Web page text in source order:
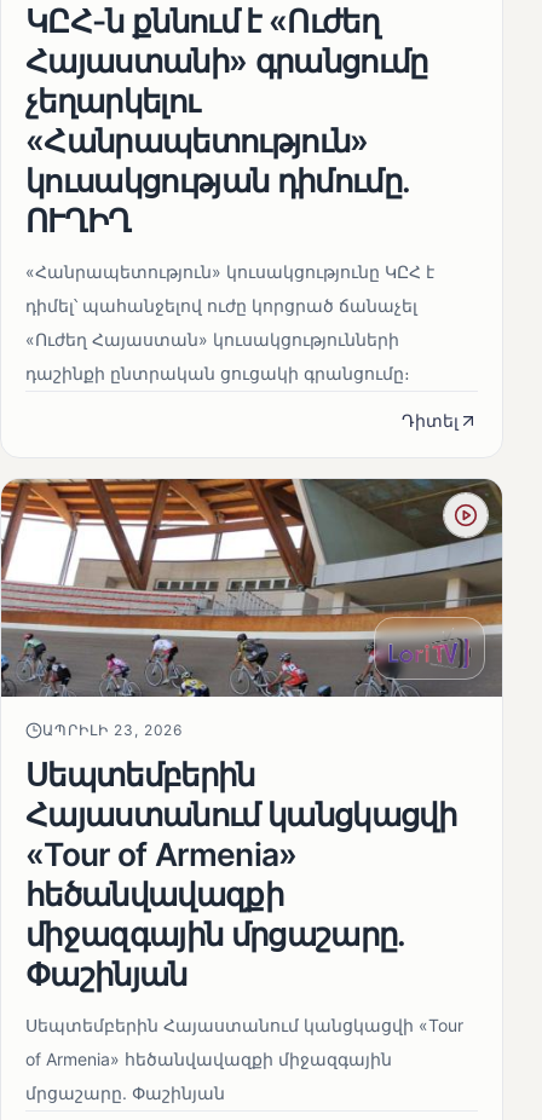
ԿԸՀ-ն քննում է «Ուժեղ
Հայաստանի» գրանցումը
չեղարկելու
«Հանրապետություն»
կուսակցության դիմումը.
ՈՒՂԻՂ
«Հանրապետություն» կուսակցությունը ԿԸՀ է
դիմել՝ պահանջելով ուժը կորցրած ճանաչել
«Ուժեղ Հայաստան» կուսակցությունների
դաշինքի ընտրական ցուցակի գրանցումը։
Դիտել
ԱՊՐԻԼԻ 23, 2026
Սեպտեմբերին
Հայաստանում կանցկացվի
«Tour of Armenia»
հեծանվավազքի
միջազգային մրցաշարը.
Փաշինյան
Սեպտեմբերին Հայաստանում կանցկացվի «Tour
of Armenia» հեծանվավազքի միջազգային
մրցաշարը. Փաշինյան